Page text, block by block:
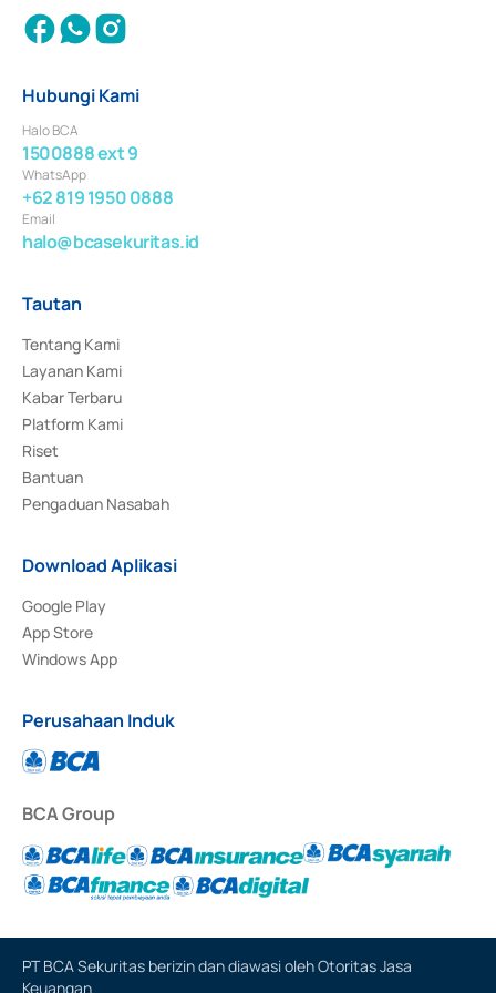
Hubungi Kami
Halo BCA
1500888 ext 9
WhatsApp
+62 819 1950 0888
Email
halo@bcasekuritas.id
Tautan
Tentang Kami
Layanan Kami
Kabar Terbaru
Platform Kami
Riset
Bantuan
Pengaduan Nasabah
Download Aplikasi
Google Play
App Store
Windows App
Perusahaan Induk
BCA Group
PT BCA Sekuritas berizin dan diawasi oleh Otoritas Jasa
Keuangan